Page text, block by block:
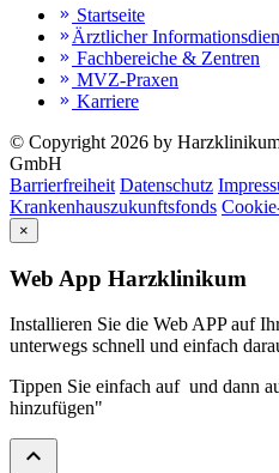
keyboard_double_arrow_right Startseite
keyboard_double_arrow_right Ärztlicher
keyboard_double_arrow_right Fachbereiche & Zentren
keyboard_double_arrow_right MVZ-Praxen
keyboard_double_arrow_right Karriere
© Copyright 2026 by
GmbH
Barrierfreiheit Datenschutz
Krankenhauszukunftsfonds
×
Web App Harzklinikum
Installieren Sie die Web APP auf
unterwegs schnell und einfach
Tippen Sie einfach auf und dann
hinzufügen"
expand_less